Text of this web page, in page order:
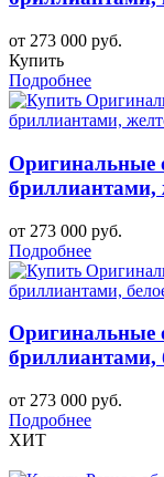
от 273 000 руб.
Купить
Подробнее
Оригинальные
бриллиантами,
от 273 000 руб.
Подробнее
Оригинальные
бриллиантами,
от 273 000 руб.
Подробнее
ХИТ